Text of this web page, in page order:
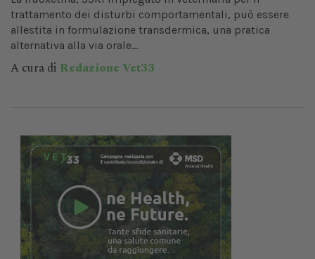
trattamento dei disturbi comportamentali, può essere
allestita in formulazione transdermica, una pratica
alternativa alla via orale...
A cura di Redazione Vet33